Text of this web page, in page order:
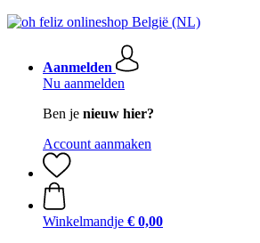
Aanmelden
Nu aanmelden
Ben je nieuw hier?
Account aanmaken
Winkelmandje € 0,00